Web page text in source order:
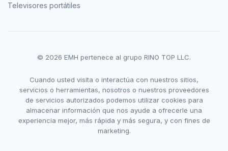
Televisores portátiles
© 2026 EMH pertenece al grupo RINO TOP LLC.
Cuando usted visita o interactúa con nuestros sitios,
servicios o herramientas, nosotros o nuestros proveedores
de servicios autorizados podemos utilizar cookies para
almacenar información que nos ayude a ofrecerle una
experiencia mejor, más rápida y más segura, y con fines de
marketing.